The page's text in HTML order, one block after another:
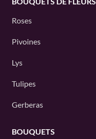
Roses
Pivoines
Lys
Tulipes
Gerberas
BOUQUETS